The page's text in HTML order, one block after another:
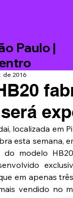
Paulo |
de 2016
localizada em
esta semana,
do modelo
em apenas
vendido no